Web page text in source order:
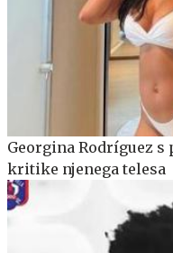
Georgina Rodríguez
kritike njenega telesa